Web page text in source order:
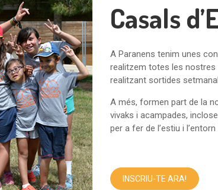
Casals
A Paranens tenim unes
realitzem totes les nostres
realitzant sortides
A més, formen part de la
vivaks i acampades,
per a fer de l’estiu i
INSCRIU-TE ARA!